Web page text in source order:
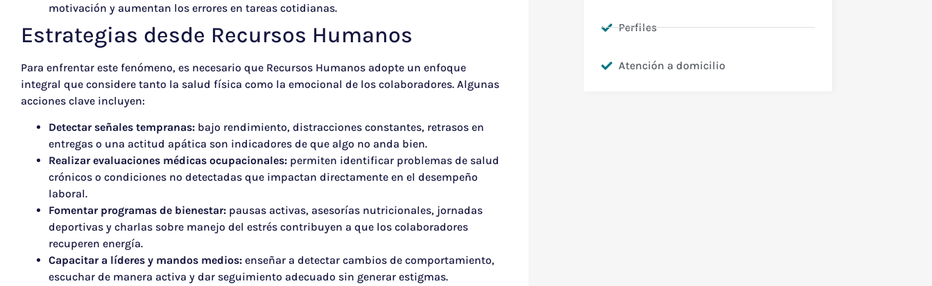
motivación y aumentan los errores en tareas cotidianas.
Estrategias desde Recursos Humanos
Para enfrentar este fenómeno, es necesario que Recursos Humanos adopte un enfoque
integral que considere tanto la salud física como la emocional de los colaboradores. Algunas
acciones clave incluyen:
Detectar señales tempranas: bajo rendimiento, distracciones constantes, retrasos en
entregas o una actitud apática son indicadores de que algo no anda bien.
Realizar evaluaciones médicas ocupacionales: permiten identificar problemas de salud
crónicos o condiciones no detectadas que impactan directamente en el desempeño
laboral.
Fomentar programas de bienestar: pausas activas, asesorías nutricionales, jornadas
deportivas y charlas sobre manejo del estrés contribuyen a que los colaboradores
recuperen energía.
Capacitar a líderes y mandos medios: enseñar a detectar cambios de comportamiento,
escuchar de manera activa y dar seguimiento adecuado sin generar estigmas.
Perfiles
Atención a domicilio